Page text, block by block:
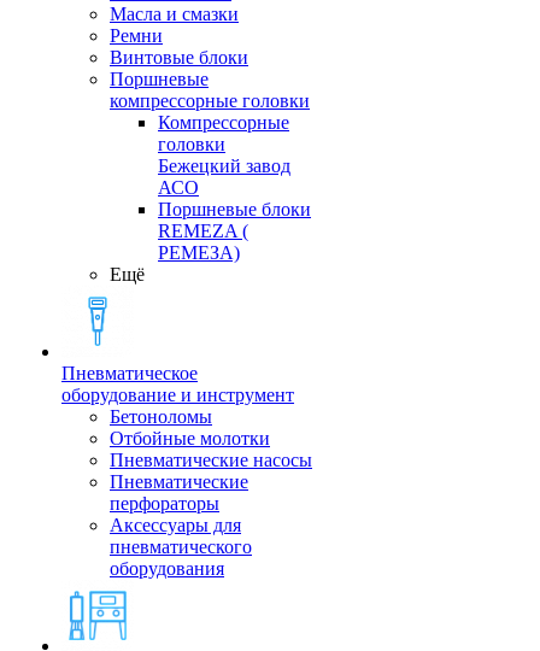
Масла и смазки
Ремни
Винтовые блоки
Поршневые
компрессорные головки
Компрессорные
головки
Бежецкий завод
АСО
Поршневые блоки
REMEZA (
РЕМЕЗА)
Ещё
Пневматическое
оборудование и инструмент
Бетоноломы
Отбойные молотки
Пневматические насосы
Пневматические
перфораторы
Аксессуары для
пневматического
оборудования